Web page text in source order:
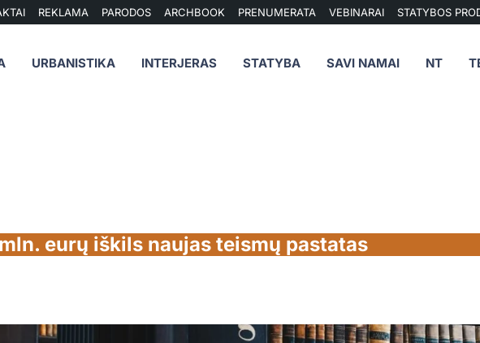
REKLAMA PARODOS ARCHBOOK PRENUMERATA VEBINARAI STATYBOS
URBANISTIKA INTERJERAS STATYBA SAVI NAMAI NT
eurų iškils naujas teismų pastatas